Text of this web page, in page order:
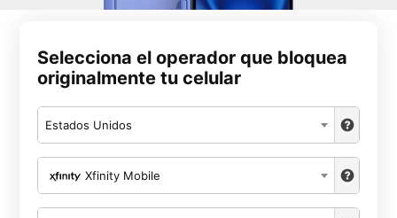
Selecciona el operador que bloquea
originalmente tu celular
Estados Unidos
Xfinity Mobile